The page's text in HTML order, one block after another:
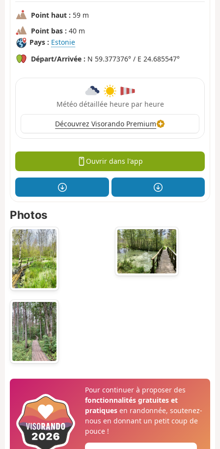
Point haut : 59 m
Point bas : 40 m
Pays : Estonie
Départ/Arrivée : N 59.377376° / E 24.685547°
Météo détaillée heure par heure
Découvrez Visorando Premium
Ouvrir dans l'app
Photos
Pour continuer à proposer des
fonctionnalités gratuites et
pratiquesen randonnée, soutenez-
nous en donnant un petit coup de
pouce !